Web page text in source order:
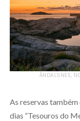
ÅNDALSNES,
As reservas
dias “Tesouros do